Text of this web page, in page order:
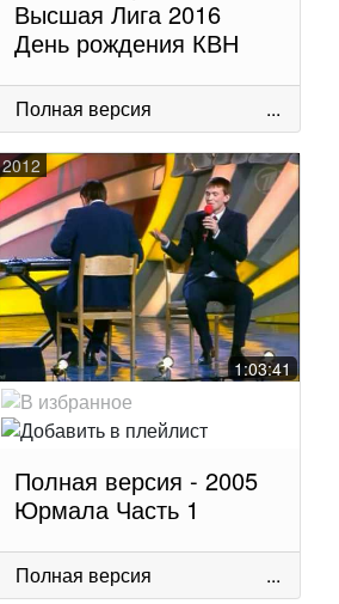
Высшая Лига 2016
День рождения КВН
Полная версия ...
2012
1:03:41
Полная версия - 2005
Юрмала Часть 1
Полная версия ...